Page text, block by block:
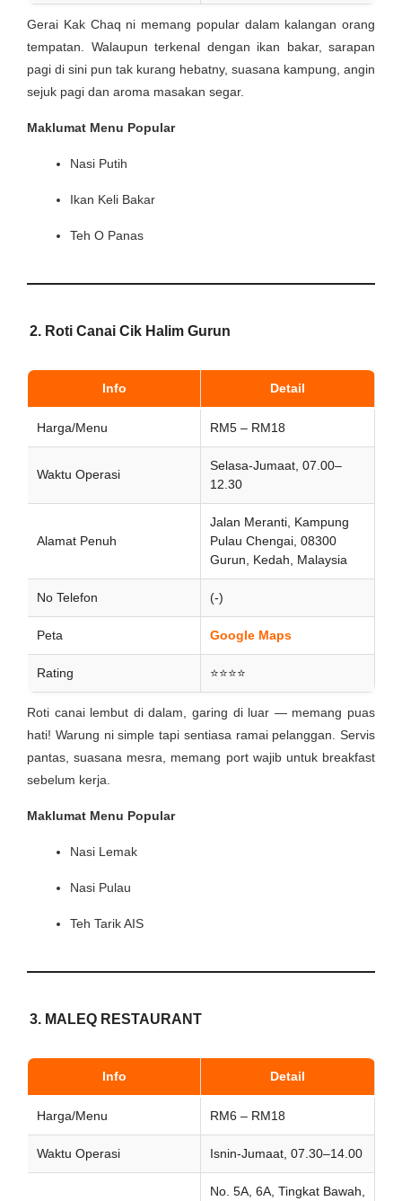
Gerai Kak Chaq ni memang popular dalam kalangan orang
tempatan. Walaupun terkenal dengan ikan bakar, sarapan
pagi di sini pun tak kurang hebatny, suasana kampung, angin
sejuk pagi dan aroma masakan segar.
Maklumat Menu Popular
Nasi Putih
Ikan Keli Bakar
Teh O Panas
2. Roti Canai Cik Halim Gurun
Info Detail
Harga/Menu RM5 – RM18
Waktu Operasi
Selasa-Jumaat, 07.00–
12.30
Alamat Penuh
Jalan Meranti, Kampung
Pulau Chengai, 08300
Gurun, Kedah, Malaysia
No Telefon (-)
Peta Google Maps
Rating ⭐⭐⭐⭐
Roti canai lembut di dalam, garing di luar — memang puas
hati! Warung ni simple tapi sentiasa ramai pelanggan. Servis
pantas, suasana mesra, memang port wajib untuk breakfast
sebelum kerja.
Maklumat Menu Popular
Nasi Lemak
Nasi Pulau
Teh Tarik AIS
3. MALEQ RESTAURANT
Info Detail
Harga/Menu RM6 – RM18
Waktu Operasi Isnin-Jumaat, 07.30–14.00
No. 5A, 6A, Tingkat Bawah,